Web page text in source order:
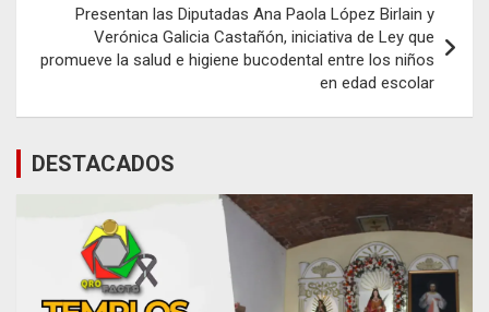
Presentan las Diputadas Ana Paola López Birlain y
Verónica Galicia Castañón, iniciativa de Ley que
promueve la salud e higiene bucodental entre los niños
en edad escolar
DESTACADOS